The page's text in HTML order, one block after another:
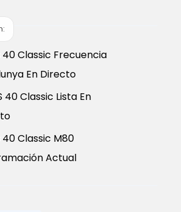
40 Classic Frecuencia
En Directo
40 Classic Lista En
40 Classic M80
Actual